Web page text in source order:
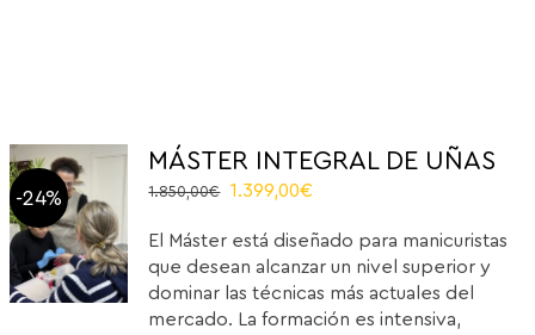
-24%
MÁSTER INTEGRAL DE UÑAS
1.850,00€
Original
was:
1.850,00€.
1.399,00€
is:
1.399,00€.
El Máster está diseñado para manicuristas
que desean alcanzar un nivel superior y
dominar las técnicas más actuales del
mercado. La formación es intensiva,